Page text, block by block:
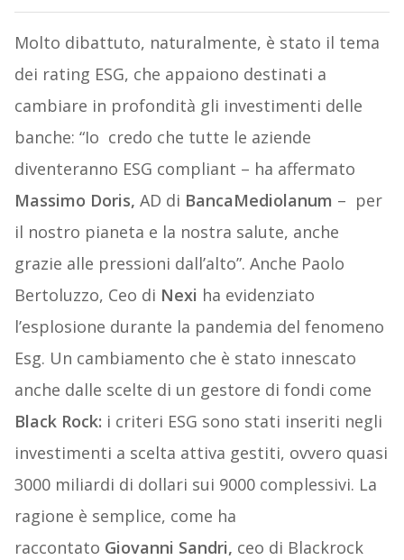
Molto dibattuto, naturalmente, è stato il tema
dei rating ESG, che appaiono destinati a
cambiare in profondità gli investimenti delle
banche: “Io credo che tutte le aziende
diventeranno ESG compliant – ha affermato
Massimo Doris, AD di BancaMediolanum – per
il nostro pianeta e la nostra salute, anche
grazie alle pressioni dall’alto”. Anche Paolo
Bertoluzzo, Ceo di Nexi ha evidenziato
l’esplosione durante la pandemia del fenomeno
Esg. Un cambiamento che è stato innescato
anche dalle scelte di un gestore di fondi come
Black Rock: i criteri ESG sono stati inseriti negli
investimenti a scelta attiva gestiti, ovvero quasi
3000 miliardi di dollari sui 9000 complessivi. La
ragione è semplice, come ha
raccontato Giovanni Sandri, ceo di Blackrock